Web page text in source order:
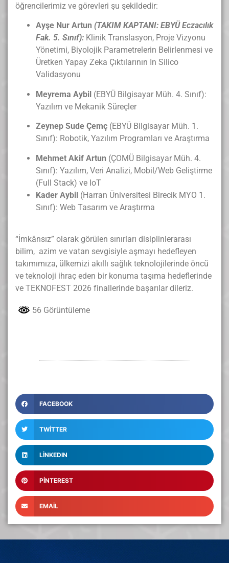
öğrencilerimiz ve görevleri şu şekildedir:
Ayşe Nur Artun (TAKIM KAPTANI: EBYÜ Eczacılık
Fak. 5. Sınıf): Klinik Translasyon, Proje Vizyonu
Yönetimi, Biyolojik Parametrelerin Belirlenmesi ve
Üretken Yapay Zeka Çıktılarının In Silico
Validasyonu
Meyrema Aybil (EBYÜ Bilgisayar Müh. 4. Sınıf):
Yazılım ve Mekanik Süreçler
Zeynep Sude Çemç (EBYÜ Bilgisayar Müh. 1.
Sınıf): Robotik, Yazılım Programları ve Araştırma
Mehmet Akif Artun (ÇOMÜ Bilgisayar Müh. 4.
Sınıf): Yazılım, Veri Analizi, Mobil/Web Geliştirme
(Full Stack) ve IoT
Kader Aybil (Harran Üniversitesi Birecik MYO 1.
Sınıf): Web Tasarım ve Araştırma
“İmkânsız” olarak görülen sınırları disiplinlerarası
bilim, azim ve vatan sevgisiyle aşmayı hedefleyen
takımımıza, ülkemizi akıllı sağlık teknolojilerinde öncü
ve teknoloji ihraç eden bir konuma taşıma hedeflerinde
ve TEKNOFEST 2026 finallerinde başarılar dileriz.
56 Görüntüleme
FACEBOOK
TWITTER
LINKEDIN
PINTEREST
EMAIL